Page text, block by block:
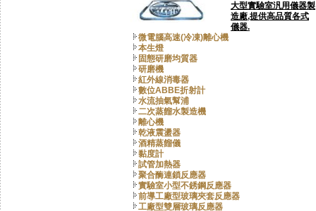
大型實驗室汎用儀器製
造廠,提供高品質各式
儀器.
微電腦高速(冷凍)離心機
本生燈
固態研磨均質器
研磨機
紅外線消毒器
數位ABBE折射計
水流抽氣幫浦
二次蒸餾水製造機
離心機
乾液震盪器
酒精蒸餾儀
黏度計
試管加熱器
聚合酶連鎖反應器
實驗室小型不銹鋼反應器
前導工廠型玻璃夾套反應器
工廠型雙層玻璃反應器